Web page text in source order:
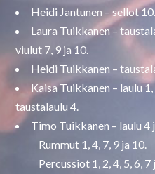
Heidi Jantunen – sellot 10.
Laura Tuikkanen –
viulut 7, 9 ja 10.
Heidi Tuikkanen –
Kaisa Tuikkanen – laulu 1,
taustalaulu 4.
Timo Tuikkanen – laulu 4
Rummut 1, 4, 7, 9 ja 10.
Percussiot 1, 2, 4, 5, 6, 7